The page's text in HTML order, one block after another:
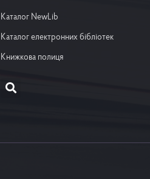
Каталог NewLib
Каталог електронних бібліотек
Книжкова полиця